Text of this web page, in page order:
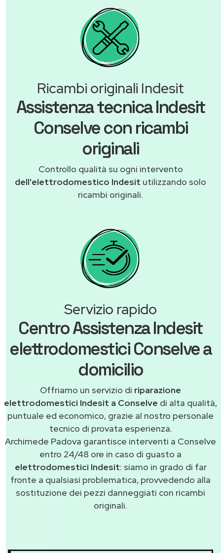
Ricambi originali Indesit
Assistenza tecnica Indesit
Conselve con ricambi
originali
Controllo qualità su ogni intervento
dell'elettrodomestico Indesit utilizzando solo
ricambi originali.
Servizio rapido
Centro Assistenza Indesit
elettrodomestici Conselve a
domicilio
Offriamo un servizio di riparazione
elettrodomestici Indesit a Conselve di alta qualità,
puntuale ed economico, grazie al nostro personale
tecnico di provata esperienza.
Archimede Padova garantisce interventi a Conselve
entro 24/48 ore in caso di guasto a
elettrodomestici Indesit: siamo in grado di far
fronte a qualsiasi problematica, provvedendo alla
sostituzione dei pezzi danneggiati con ricambi
originali.